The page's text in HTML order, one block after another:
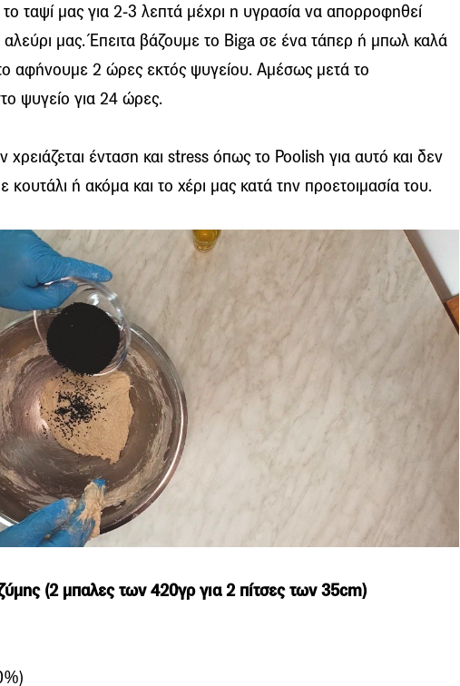
ταψί μας για 2-3 λεπτά μέχρι η υγρασία να απορροφηθεί
αλεύρι μας. Έπειτα βάζουμε το Biga σε ένα τάπερ ή μπωλ καλά
αφήνουμε 2 ώρες εκτός ψυγείου. Αμέσως μετά το
ψυγείο για 24 ώρες.
χρειάζεται ένταση και stress όπως το Poolish για αυτό και δεν
κουτάλι ή ακόμα και το χέρι μας κατά την προετοιμασία του.
(2 μπαλες των 420γρ για 2 πίτσες των 35cm)